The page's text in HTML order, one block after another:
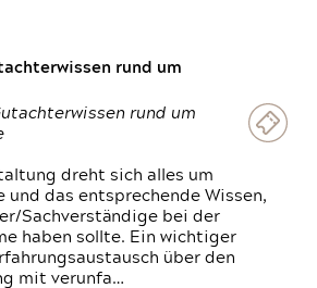
rund um
rund um
dreht sich alles um
und das entsprechende Wissen,
Sachverständige bei der
haben sollte. Ein wichtiger
über den
mit verunfa…